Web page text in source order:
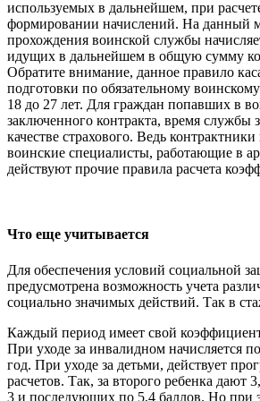
используемых в дальнейшем, при
формировании начислений. На данный
прохождения воинской службы
идущих в дальнейшем в общую сумму
Обратите внимание, данное правило
подготовки по обязательному
18 до 27 лет. Для граждан попавших в
заключенного контракта, время службы
качестве страхового. Ведь
воинские специалисты, работающие в
действуют прочие правила расчета
Что еще учитывается
Для обеспечения условий социальной
предусмотрена возможность учета
социально значимых действий. Так в
Каждый период имеет свой
При уходе за инвалидном начисляется
год. При уходе за детьми, действует
расчетов. Так, за второго ребенка дают
3 и последующих по 5,4 баллов. Но при